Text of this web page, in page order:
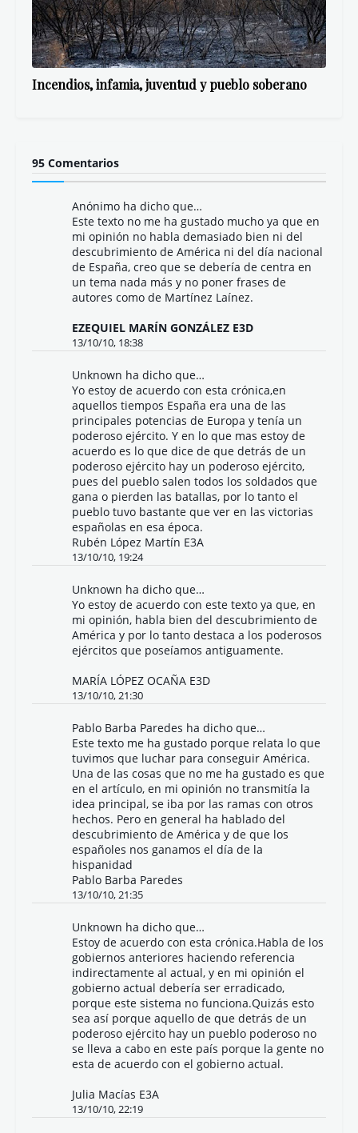
Incendios, infamia, juventud y pueblo soberano
95 Comentarios
Anónimo ha dicho que…
Este texto no me ha gustado mucho ya que en
mi opinión no habla demasiado bien ni del
descubrimiento de América ni del día nacional
de España, creo que se debería de centra en
un tema nada más y no poner frases de
autores como de Martínez Laínez.
EZEQUIEL MARÍN GONZÁLEZ E3D
13/10/10, 18:38
Unknown ha dicho que…
Yo estoy de acuerdo con esta crónica,en
aquellos tiempos España era una de las
principales potencias de Europa y tenía un
poderoso ejército. Y en lo que mas estoy de
acuerdo es lo que dice de que detrás de un
poderoso ejército hay un poderoso ejército,
pues del pueblo salen todos los soldados que
gana o pierden las batallas, por lo tanto el
pueblo tuvo bastante que ver en las victorias
españolas en esa época.
Rubén López Martín E3A
13/10/10, 19:24
Unknown ha dicho que…
Yo estoy de acuerdo con este texto ya que, en
mi opinión, habla bien del descubrimiento de
América y por lo tanto destaca a los poderosos
ejércitos que poseíamos antiguamente.
MARÍA LÓPEZ OCAÑA E3D
13/10/10, 21:30
Pablo Barba Paredes ha dicho que…
Este texto me ha gustado porque relata lo que
tuvimos que luchar para conseguir América.
Una de las cosas que no me ha gustado es que
en el artículo, en mi opinión no transmitía la
idea principal, se iba por las ramas con otros
hechos. Pero en general ha hablado del
descubrimiento de América y de que los
españoles nos ganamos el día de la
hispanidad
Pablo Barba Paredes
13/10/10, 21:35
Unknown ha dicho que…
Estoy de acuerdo con esta crónica.Habla de los
gobiernos anteriores haciendo referencia
indirectamente al actual, y en mi opinión el
gobierno actual debería ser erradicado,
porque este sistema no funciona.Quizás esto
sea así porque aquello de que detrás de un
poderoso ejército hay un pueblo poderoso no
se lleva a cabo en este país porque la gente no
esta de acuerdo con el gobierno actual.
Julia Macías E3A
13/10/10, 22:19